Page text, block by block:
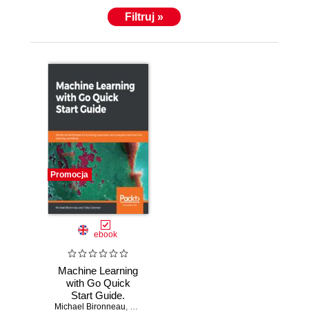
Filtruj »
Promocja
ebook
Machine Learning
with Go Quick
Start Guide.
Hands-on
Michael Bironneau, Toby Coleman